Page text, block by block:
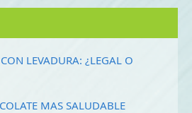
LEVADURA: ¿LEGAL O
MAS SALUDABLE